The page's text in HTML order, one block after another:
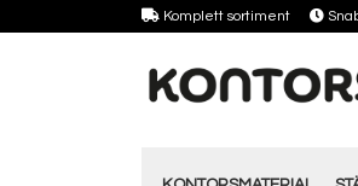
Komplett sortiment